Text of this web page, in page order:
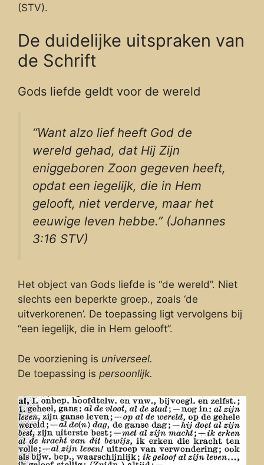
(STV).
De duidelijke uitspraken van
de Schrift
Gods liefde geldt voor de wereld
“Want alzo lief heeft God de
wereld gehad, dat Hij Zijn
eniggeboren Zoon gegeven heeft,
opdat een iegelijk, die in Hem
gelooft, niet verderve, maar het
eeuwige leven hebbe.” (Johannes
3:16 STV)
Het object van Gods liefde is “de wereld”. Niet
slechts een beperkte groep., zoals ‘de
uitverkorenen’. De toepassing ligt vervolgens bij
“een iegelijk, die in Hem gelooft”.
De voorziening is universeel.
De toepassing is persoonlijk.